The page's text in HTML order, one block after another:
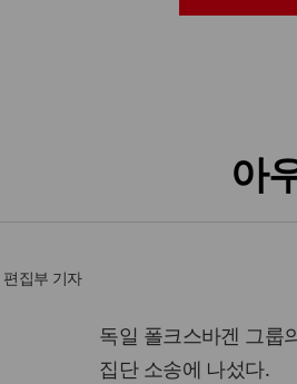
아
편집부 기자
독일 폴크스바겐 그룹
집단 소송에 나섰다.